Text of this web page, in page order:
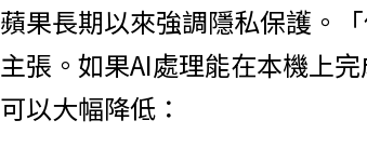
蘋果長期以來強調隱私保護。
主張。如果AI處理能在本機上
可以大幅降低：